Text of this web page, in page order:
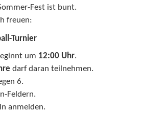
Fest ist bunt.
freuen:
Turnier
um 12:00 Uhr.
darf daran teilnehmen.
6.
Feldern.
anmelden.